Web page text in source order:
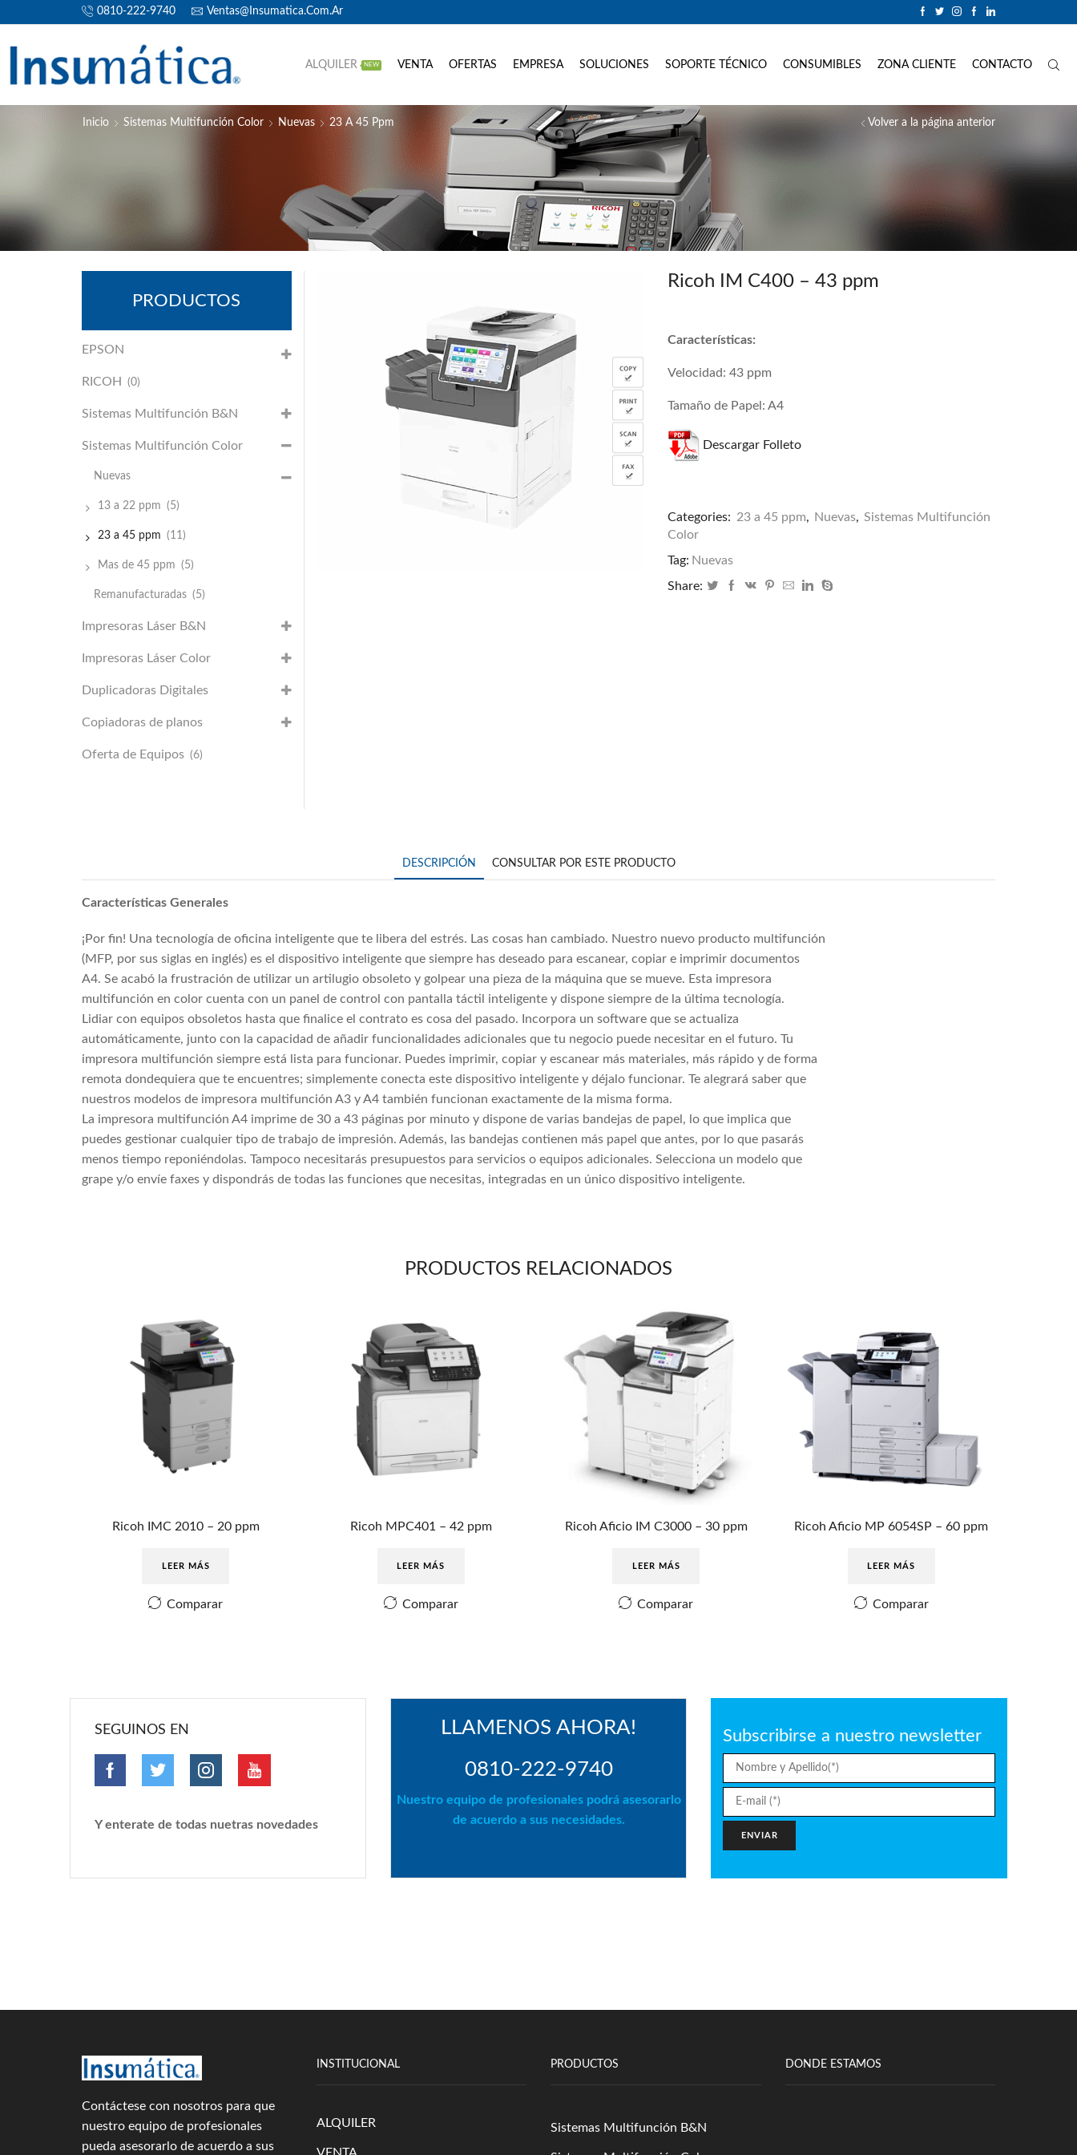
0810-222-9740 Ventas@insumatica.com.ar
ALQUILER NEW VENTA OFERTAS EMPRESA SOLUCIONES SOPORTE TÉCNICO CONSUMIBLES ZONA CLIENTE CONTACTO
Inicio Sistemas Multifunción Color Nuevas 23 A 45 Ppm Volver a la página anterior
Ricoh IM C400 – 43 ppm
Características:
Velocidad: 43 ppm
Tamaño de Papel: A4
Descargar Folleto
Categories: 23 a 45 ppm, Nuevas, Sistemas Multifunción
Color
Tag: Nuevas
Share:
PRODUCTOS
EPSON
RICOH (0)
Sistemas Multifunción B&N
Sistemas Multifunción Color
Nuevas
13 a 22 ppm (5)
23 a 45 ppm (11)
Mas de 45 ppm (5)
Remanufacturadas (5)
Impresoras Láser B&N
Impresoras Láser Color
Duplicadoras Digitales
Copiadoras de planos
Oferta de Equipos (6)
DESCRIPCIÓN CONSULTAR POR ESTE PRODUCTO
Características Generales
¡Por fin! Una tecnología de oficina inteligente que te libera del estrés. Las cosas han cambiado. Nuestro nuevo producto multifunción
(MFP, por sus siglas en inglés) es el dispositivo inteligente que siempre has deseado para escanear, copiar e imprimir documentos
A4. Se acabó la frustración de utilizar un artilugio obsoleto y golpear una pieza de la máquina que se mueve. Esta impresora
multifunción en color cuenta con un panel de control con pantalla táctil inteligente y dispone siempre de la última tecnología.
Lidiar con equipos obsoletos hasta que finalice el contrato es cosa del pasado. Incorpora un software que se actualiza
automáticamente, junto con la capacidad de añadir funcionalidades adicionales que tu negocio puede necesitar en el futuro. Tu
impresora multifunción siempre está lista para funcionar. Puedes imprimir, copiar y escanear más materiales, más rápido y de forma
remota dondequiera que te encuentres; simplemente conecta este dispositivo inteligente y déjalo funcionar. Te alegrará saber que
nuestros modelos de impresora multifunción A3 y A4 también funcionan exactamente de la misma forma.
La impresora multifunción A4 imprime de 30 a 43 páginas por minuto y dispone de varias bandejas de papel, lo que implica que
puedes gestionar cualquier tipo de trabajo de impresión. Además, las bandejas contienen más papel que antes, por lo que pasarás
menos tiempo reponiéndolas. Tampoco necesitarás presupuestos para servicios o equipos adicionales. Selecciona un modelo que
grape y/o envíe faxes y dispondrás de todas las funciones que necesitas, integradas en un único dispositivo inteligente.
PRODUCTOS RELACIONADOS
Ricoh IMC 2010 – 20 ppm
LEER MÁS
Comparar
Ricoh MPC401 – 42 ppm
LEER MÁS
Comparar
Ricoh Aficio IM C3000 – 30 ppm
LEER MÁS
Comparar
Ricoh Aficio MP 6054SP – 60 ppm
LEER MÁS
Comparar
SEGUINOS EN
Y enterate de todas nuetras novedades
LLAMENOS AHORA!
0810-222-9740
Nuestro equipo de profesionales podrá asesorarlo
de acuerdo a sus necesidades.
Subscribirse a nuestro newsletter
Contáctese con nosotros para que
nuestro equipo de profesionales
pueda asesorarlo de acuerdo a sus
INSTITUCIONAL
ALQUILER
PRODUCTOS
Sistemas Multifunción B&N
DONDE ESTAMOS